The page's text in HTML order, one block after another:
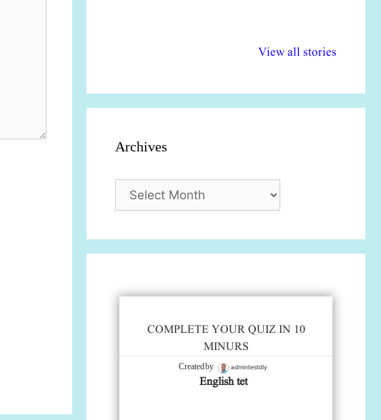
View all stories
अधिकार दिवस| 18
Archives
Archives
COMPLETE YOUR QUIZ IN 10
MINURS
Created by admintestdly
English tet